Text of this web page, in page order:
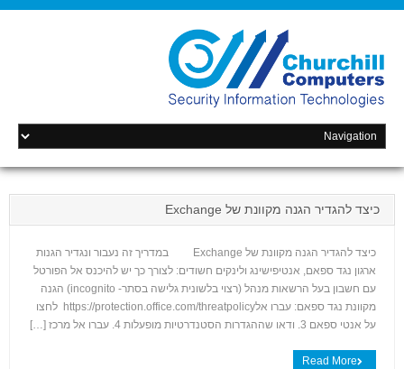
כיצד להגדיר הגנה מקוונת של Exchange
+
כיצד להגדיר הגנה מקוונת של Exchange במדריך זה נעבור ונגדיר הגנות
ארגון נגד ספאם, אנטיפישינג ולינקים חשודים: לצורך כך יש להיכנס אל הפורטל
עם חשבון בעל הרשאות מנהל (רצוי בלשונית גלישה בסתר- incognito) הגנה
מקוונת נגד ספאם: עברו אלhttps://protection.office.com/threatpolicy לחצו
על אנטי ספאם 3. ודאו שההגדרות הסטנדרטיות מופעלות 4. עברו אל מרכז […]
Read More